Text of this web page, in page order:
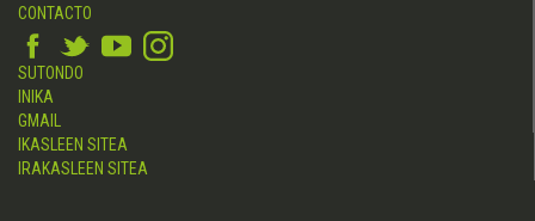
CONTACTO
SUTONDO
INIKA
GMAIL
IKASLEEN SITEA
IRAKASLEEN SITEA